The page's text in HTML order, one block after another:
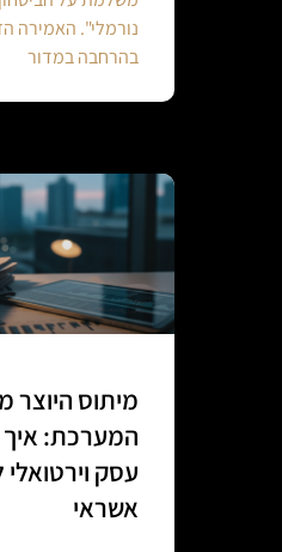
נורמלי". האמירה
בהרחבה במדור
מיתוס היוצר
המערכת: איך
עסק וירטואלי
אשראי